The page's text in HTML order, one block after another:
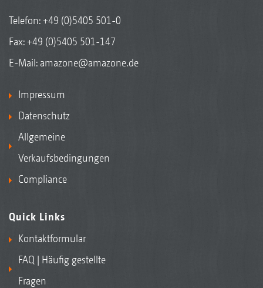
Telefon:+49 (0)5405 501-0
Fax: +49 (0)5405 501-147
E-Mail: amazone@amazone.de
Impressum
Datenschutz
Allgemeine
Verkaufsbedingungen
Compliance
Quick Links
Kontaktformular
FAQ | Häufig gestellte
Fragen